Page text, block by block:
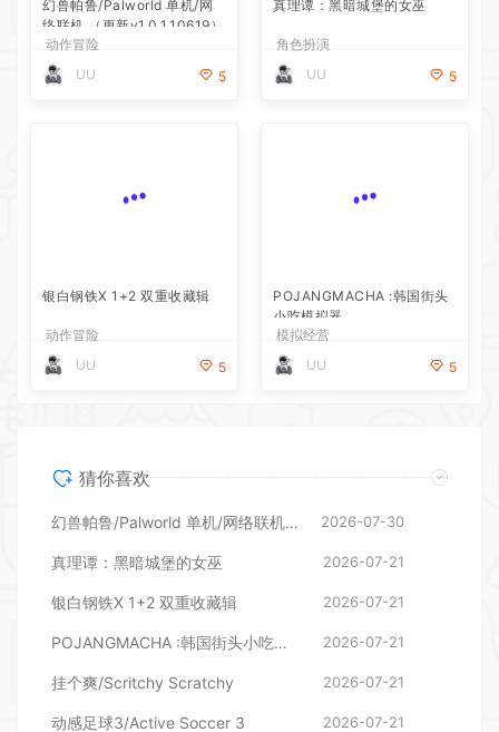
UU
猜你喜欢
银白钢铁X 1+2 双重收藏辑
POJANGMACHA :韩国街头小吃模拟器 2026-07-21
挂个爽/Scritchy Scratchy 2026-07-21
动感足球3/Active Soccer 3 2026-07-21
凶宅暖房/HouseWarming 2026-07-21
花艺师普妮/Puni the Florist 2026-07-21